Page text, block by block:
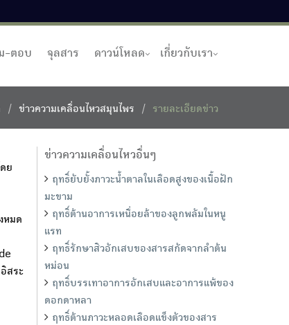
-ตอบ จุลสาร ดาวน์โหลด เกี่ยวกับเรา
ข่าวความเคลื่อนไหวสมุนไพร รายละเอียดข่าว
ย
หมด
สระ
ข่าวความเคลื่อนไหวอื่นๆ
ฤทธิ์ยับยั้งภาวะน้ำตาลในเลือดสูงของเนื้อฝัก
มะขาม
ฤทธิ์ต้านอาการเหนื่อยล้าของลูกพลัมในหนู
แรท
ฤทธิ์รักษาสิวอักเสบของสารสกัดจากลำต้น
หม่อน
ฤทธิ์บรรเทาอาการอักเสบและอาการแพ้ของ
ดอกดาหลา
ฤทธิ์ต้านภาวะหลอดเลือดแข็งตัวของสาร